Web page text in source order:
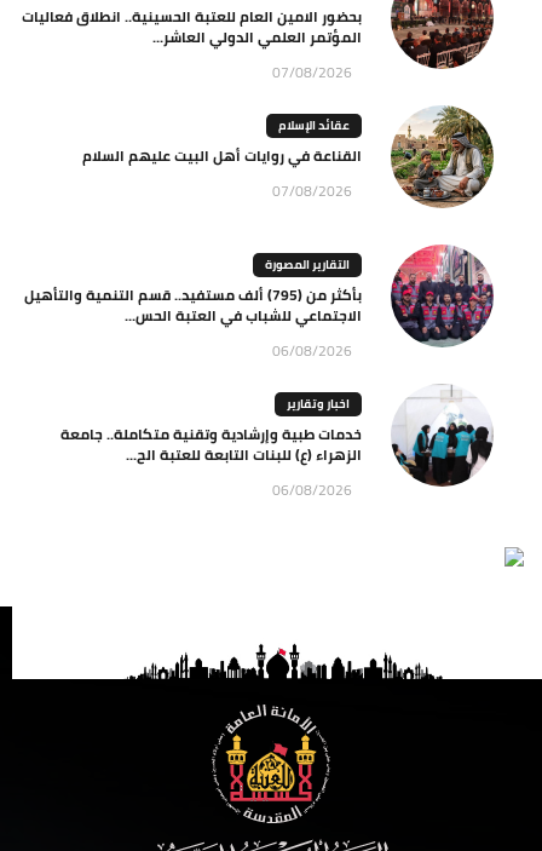
بحضور الامين العام للعتبة الحسينية.. انطلاق فعاليات
المؤتمر العلمي الدولي العاشر...
07/08/2026
عقائد الإسلام
القناعة في روايات أهل البيت عليهم السلام
07/08/2026
التقارير المصورة
بأكثر من (795) ألف مستفيد.. قسم التنمية والتأهيل
الاجتماعي للشباب في العتبة الحس...
06/08/2026
اخبار وتقارير
خدمات طبية وإرشادية وتقنية متكاملة.. جامعة
الزهراء (ع) للبنات التابعة للعتبة الح...
06/08/2026